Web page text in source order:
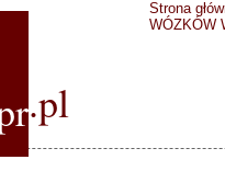
.pl
Strona
WÓZKÓW